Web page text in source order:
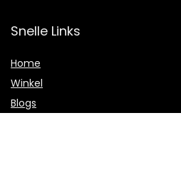
Snelle Links
Home
Winkel
Blogs